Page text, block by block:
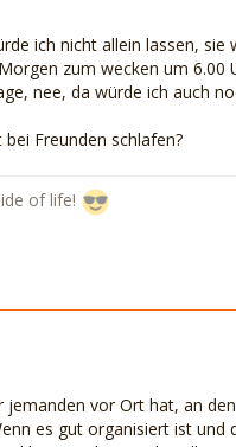
ich nicht allein lassen,
zum wecken um
nee, da würde ich auch
Freunden schlafen?
of life!
vor Ort hat, an
es gut organisiert ist und